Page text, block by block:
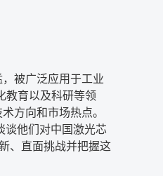
被广泛应用于工业
教育以及科研等领
方向和市场热点。
谈他们对中国激光芯
、直面挑战并把握这